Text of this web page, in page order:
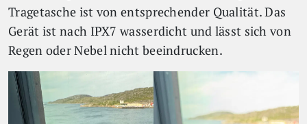
Tragetasche ist von entsprechender Qualität. Das
Gerät ist nach IPX7 wasserdicht und lässt sich von
Regen oder Nebel nicht beeindrucken.